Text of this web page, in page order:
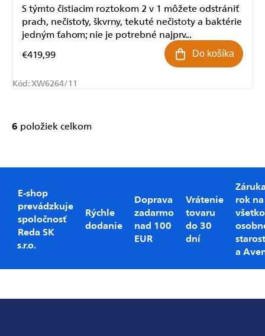
€419,99 Do košíka
S týmto čistiacim roztokom 2 v 1 môžete odstrániť
prach, nečistoty, škvrny, tekuté nečistoty a baktérie
jedným ťahom; nie je potrebné najprv...
Kód:XW6264/11
Ovládacie
6 položiek celkom
E-shop
prevádzkuje
spoločnosť
Reda SK
s.r.o.
Rýchle
dodanie
Doprava
zadarmo
nad 100
EUR
Vrátenie
tovaru
do 30
dní
rok na
a
Odoslať